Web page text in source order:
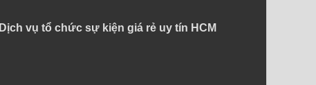
Dịch vụ tổ chức sự kiện giá rẻ uy tín HCM